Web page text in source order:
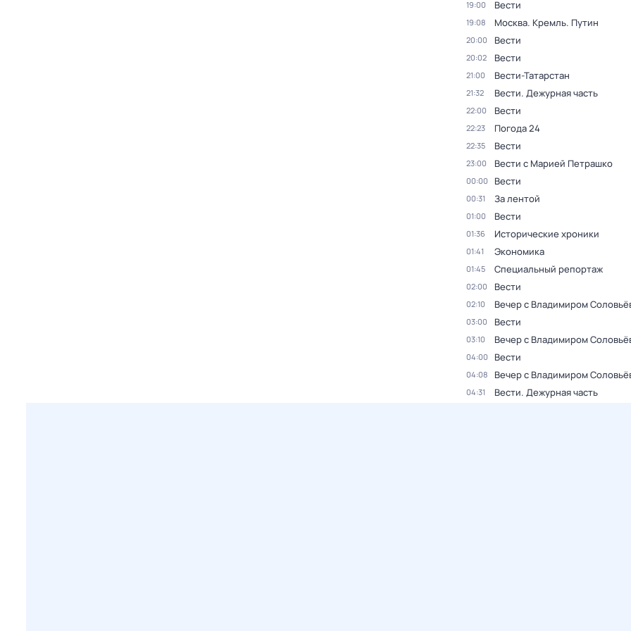
19:00 Вести
19:08 Москва. Кремль. Путин
20:00 Вести
20:02 Вести
21:00 Вести-Татарстан
21:32 Вести. Дежурная часть
22:00 Вести
22:23 Погода 24
22:35 Вести
23:00 Вести с Марией Петрашко
00:00 Вести
00:31 За лентой
01:00 Вести
01:36 Исторические хроники
01:41 Экономика
01:45 Специальный репортаж
02:00 Вести
02:10 Вечер с Владимиром
03:00 Вести
03:10 Вечер с Владимиром
04:00 Вести
04:08 Вечер с Владимиром
04:31 Вести. Дежурная часть